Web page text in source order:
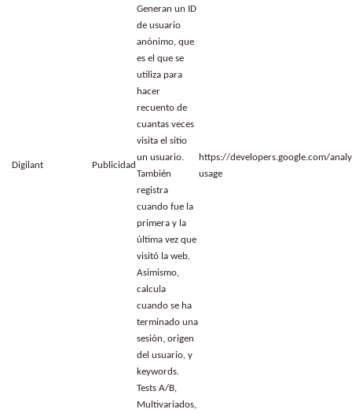
Digilant Publicidad
Generan un ID
de usuario
anónimo, que
es el que se
utiliza para
hacer
recuento de
cuantas veces
visita el sitio
un usuario.
También
registra
cuando fue la
primera y la
última vez que
visitó la web.
Asimismo,
calcula
cuando se ha
terminado una
sesión, origen
del usuario, y
keywords.
https://developers.google.com/
usage
Tests A/B,
Multivariados,